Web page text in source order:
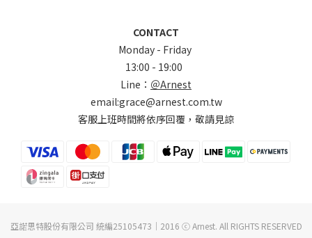
CONTACT
Monday - Friday
13:00 - 19:00
Line： ＠Arnest
email:grace@arnest.com.tw
客服上班時間將依序回覆，敬請見諒
亞諾思特股份有限公司 統編25105473｜2016 ⓒ Arnest. All RIGHTS RESERVED